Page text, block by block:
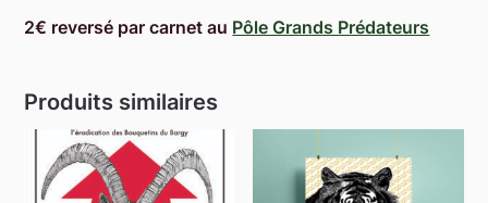
2€ reversé par carnet au Pôle Grands Prédateurs
Produits similaires